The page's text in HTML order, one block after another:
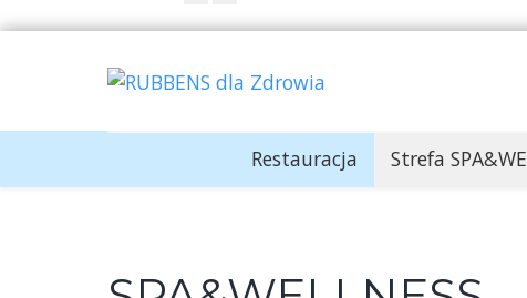
Restauracja Strefa